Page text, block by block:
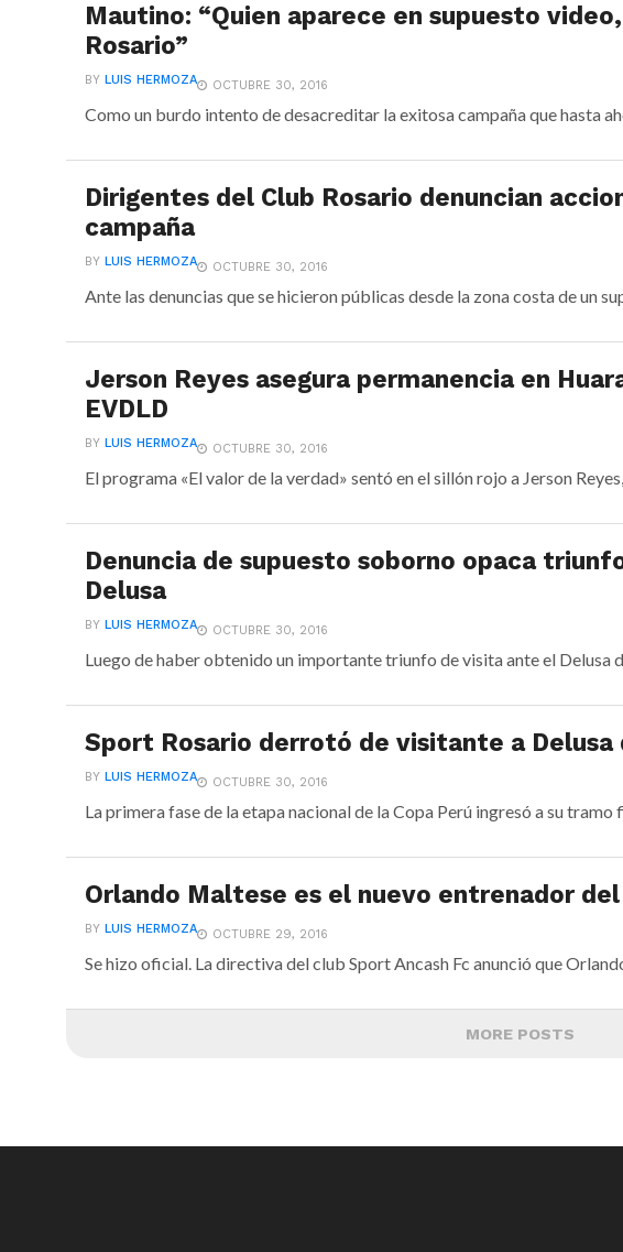
Mautino: “Quien aparece en supuesto
Rosario”
BY LUIS HERMOZA OCTUBRE 30, 2016
Como un burdo intento de desacreditar la exitosa campaña que hasta
Dirigentes del Club Rosario denuncian
campaña
BY LUIS HERMOZA OCTUBRE 30, 2016
Ante las denuncias que se hicieron públicas desde la zona costa de un
Jerson Reyes asegura permanencia en
EVDLD
BY LUIS HERMOZA OCTUBRE 30, 2016
El programa «El valor de la verdad» sentó en el sillón rojo a Jerson
Denuncia de supuesto soborno opaca
Delusa
BY LUIS HERMOZA OCTUBRE 30, 2016
Luego de haber obtenido un importante triunfo de visita ante el Delusa
Sport Rosario derrotó de visitante a Delusa
BY LUIS HERMOZA OCTUBRE 30, 2016
La primera fase de la etapa nacional de la Copa Perú ingresó a su tramo
Orlando Maltese es el nuevo entrenador
BY LUIS HERMOZA OCTUBRE 29, 2016
Se hizo oficial. La directiva del club Sport Ancash Fc anunció que
MORE POSTS